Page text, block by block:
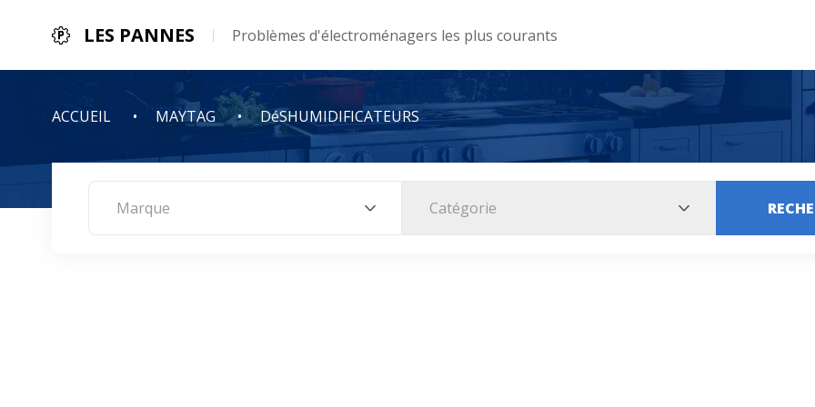
LES PANNES Problèmes d'électroménagers les plus courants
ACCUEIL MAYTAG DéSHUMIDIFICATEURS
Marque Catégorie